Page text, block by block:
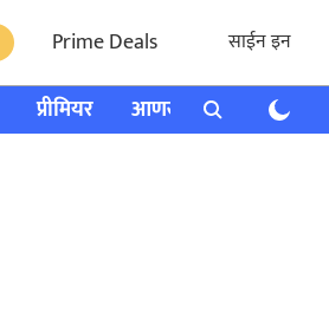
Prime Deals साईन इन
प्रीमियर आणखी राशी भविष्य